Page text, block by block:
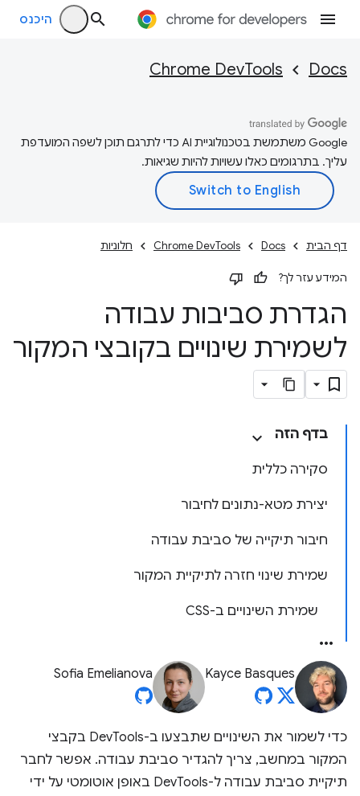
היכנס
Docs
Chrome DevTools
‫Google משתמשת בטכנולוגיית AI כדי לתרגם תוכן לשפה המועדפת
עליך. בתרגומים כאלו עשויות להיות שגיאות.
דף הבית Docs
Chrome DevTools חלוניות
המידע עזר לך?
הגדרת סביבות עבודה
לשמירת שינויים בקובצי המקור
בדף הזה
סקירה כללית
יצירת מטא-נתונים לחיבור
חיבור תיקייה של סביבת עבודה
שמירת שינוי חזרה לתיקיית המקור
שמירת השינויים ב-CSS
Kayce Basques
Sofia Emelianova
כדי לשמור את השינויים שתבצעו ב-DevTools בקבצי
המקור במחשב, צריך להגדיר סביבת עבודה. אפשר לחבר
תיקיית סביבת עבודה ל-DevTools באופן אוטומטי על ידי